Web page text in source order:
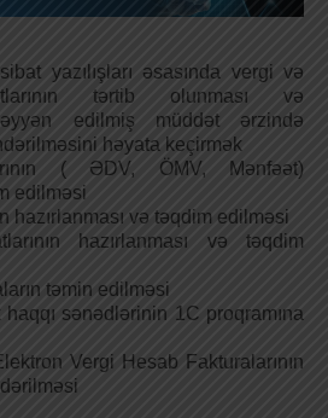
yazılışları əsasında vergi və
tərtib olunması və
edilmiş müddət ərzində
həyata keçirmək
( ƏDV, ÖMV, Mənfəət)
edilməsi
hazırlanması və təqdim edilməsi
hazırlanması və təqdim
təmin edilməsi
sənədlərinin 1C proqramına
Vergi Hesab Fakturalarının